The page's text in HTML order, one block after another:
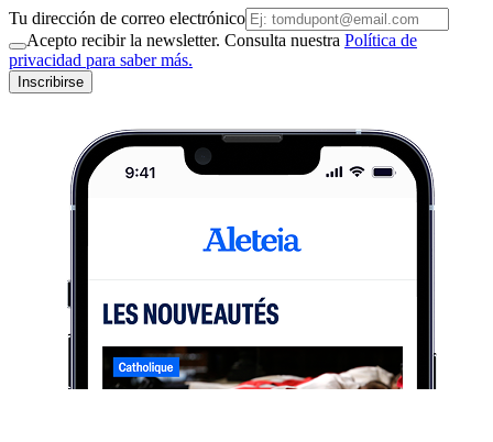
Tu dirección de correo electrónico
Acepto recibir la newsletter. Consulta nuestra Política de
privacidad para saber más.
Inscribirse